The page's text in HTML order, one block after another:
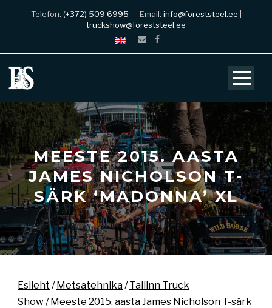
Telefon: (+372) 509 6995 Email: info@foreststeel.ee
truckshow@foreststeel.ee
MEESTE 2015. AASTA
JAMES NICHOLSON T-
SÄRK ‘MADONNA’ XL
Esileht /Metsatehnika/Tallinn Truck
Show/ Meeste 2015. aasta James Nicholson T-särk